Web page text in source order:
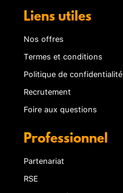
Liens utiles
Nos offres
Termes et conditions
Politique de confidentialité
Recrutement
Foire aux questions
Professionnel
Partenariat
RSE